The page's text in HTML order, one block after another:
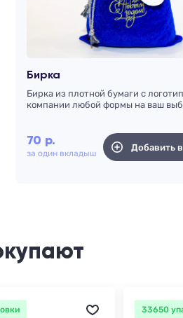
Бирка
Бирка из плотной бумаги с
компании любой формы на ваш
70 р.
за один вкладыш
Добавить
33650